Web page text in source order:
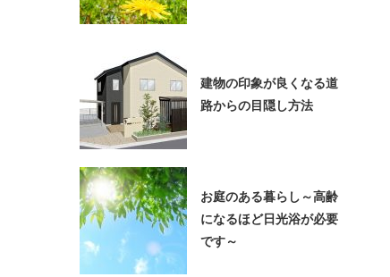
建物の印象が良くなる道
路からの目隠し方法
お庭のある暮らし～高齢
になるほど日光浴が必要
です～